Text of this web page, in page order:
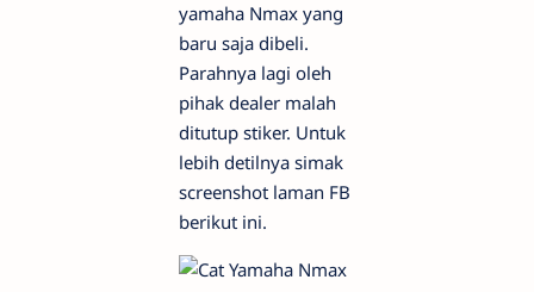
yamaha Nmax yang
baru saja dibeli.
Parahnya lagi oleh
pihak dealer malah
ditutup stiker. Untuk
lebih detilnya simak
screenshot laman FB
berikut ini.